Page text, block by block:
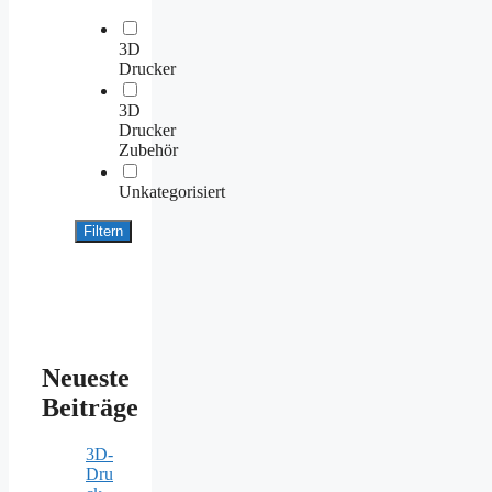
3D
Drucker
3D
Drucker
Zubehör
Unkategorisiert
Filtern
Neueste
Beiträge
3D-
Dru